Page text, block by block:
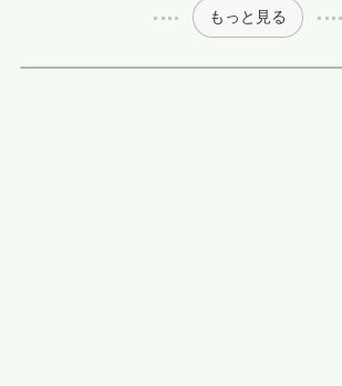
もっと見る